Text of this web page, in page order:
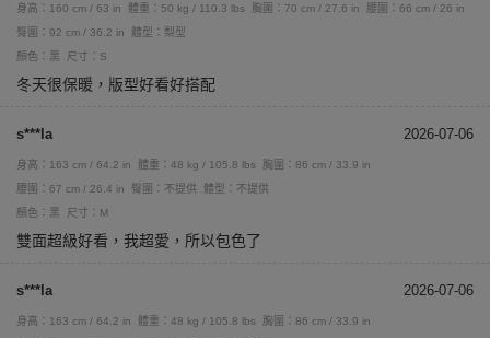
身高：160 cm / 63 in 體重：50 kg / 110.3 lbs 胸圍：70 cm / 27.6 in
腰圍：66 cm / 26 in
臀圍：92 cm / 36.2 in
體型：梨型
顏色：黑
尺寸：S
冬天很保暖，版型好看好搭配
s***la 2026-07-06
身高：163 cm / 64.2 in 體重：48 kg / 105.8 lbs
胸圍：86 cm / 33.9 in
腰圍：67 cm / 26.4 in
臀圍：不提供
體型：不提供
顏色：黑
尺寸：M
雙面超級好看，我超愛，所以包色了
s***la 2026-07-06
身高：163 cm / 64.2 in 體重：48 kg / 105.8 lbs
胸圍：86 cm / 33.9 in